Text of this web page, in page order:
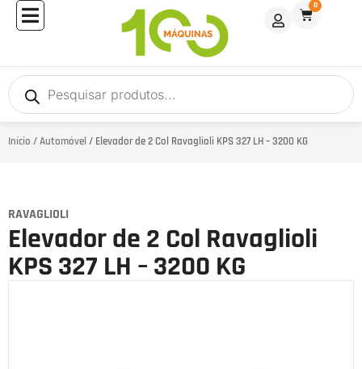
0
Início /Automóvel / Elevador de 2 Col Ravaglioli KPS 327 LH – 3200 KG
RAVAGLIOLI
Elevador de 2 Col Ravaglioli
KPS 327 LH – 3200 KG